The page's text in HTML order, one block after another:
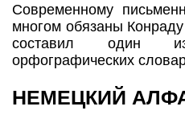
Современному
многом обязаны
составил один
орфографических
НЕМЕЦКИЙ